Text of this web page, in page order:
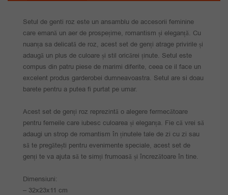
Setul de genti roz este un ansamblu de accesorii feminine
care emană un aer de prospețime, romantism și eleganță. Cu
nuanța sa delicată de roz, acest set de genți atrage privirile și
adaugă un plus de culoare și stil oricărei ținute. Setul este
compus din patru piese de marimi diferite, ceea ce il face un
excelent produs garderobei dumneavoastra. Setul are si doau
barete pentru a putea fi purtat pe umar.
Acest set de genți roz reprezintă o alegere fermecătoare
pentru femeile care iubesc culoarea și eleganța. Fie că vrei să
adaugi un strop de romantism în ținutele tale de zi cu zi sau
să te pregătești pentru evenimente speciale, acest set de
genți te va ajuta să te simți frumoasă și încrezătoare în tine.
Dimensiuni:
– 32x23x11 cm